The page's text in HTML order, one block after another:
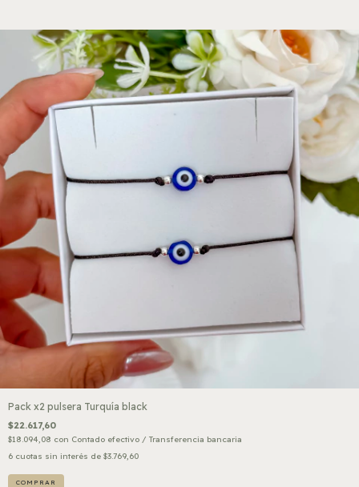
Pack x2 pulsera Turquía black
$22.617,60
$18.094,08 con Contado efectivo / Transferencia bancaria
6 cuotas sin interés de $3.769,60